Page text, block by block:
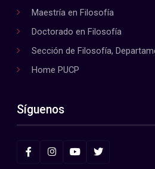
Maestría en Filosofía
Doctorado en Filosofía
Sección de Filosofía,
Home PUCP
Síguenos